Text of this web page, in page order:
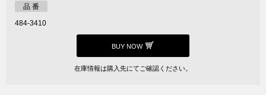
品 番
484-3410
BUY NOW
在庫情報は購入先にてご確認ください。